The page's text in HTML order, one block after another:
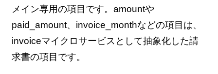
メイン専用の項目です。amountや
paid_amount、invoice_monthなどの項目は、
invoiceマイクロサービスとして抽象化した請
求書の項目です。